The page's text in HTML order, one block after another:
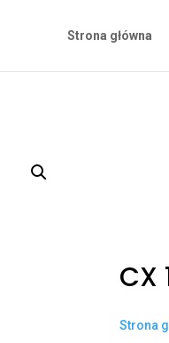
Strona główna
CX
Strona